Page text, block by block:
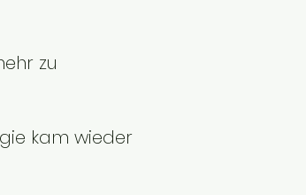
zu
kam wieder